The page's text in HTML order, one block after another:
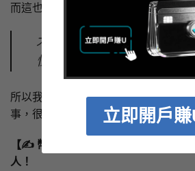
立即開戶賺
而這也正好對應我這週私訊得到的回
大家真正怕的不是賺不到，
懂、怕做錯、怕被騙」。
所以我寧願你在覺得無聊的時候，把
事，很多時候，無聊代表你終於有空把
【✍️ 幣誌經營週記】：謝謝每一位
人！